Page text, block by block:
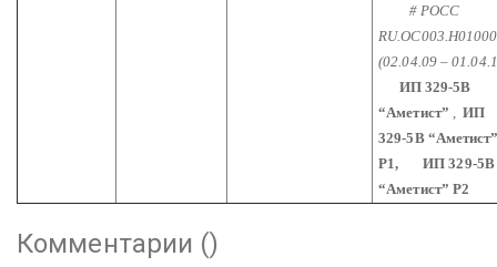
# РОСС
RU.ОС003.Н01000
(02.04.09 –
ИП 329-5В
“Аметист” ,ИП
329-5В
Р1,
ИП 329-5В
“Аметист” Р2
Комментарии ()